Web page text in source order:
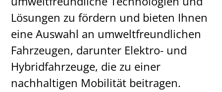
Lösungen zu fördern und bieten Ihnen
eine Auswahl an umweltfreundlichen
Fahrzeugen, darunter Elektro- und
Hybridfahrzeuge, die zu einer
nachhaltigen Mobilität beitragen.